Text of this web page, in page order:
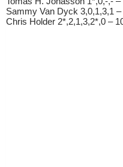
Sammy Van Dyck 3,0,1,3,1 –
Chris Holder 2*,2,1,3,2*,0 –